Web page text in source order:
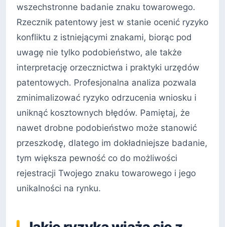
wszechstronne badanie znaku towarowego.
Rzecznik patentowy jest w stanie ocenić ryzyko
konfliktu z istniejącymi znakami, biorąc pod
uwagę nie tylko podobieństwo, ale także
interpretację orzecznictwa i praktyki urzędów
patentowych. Profesjonalna analiza pozwala
zminimalizować ryzyko odrzucenia wniosku i
uniknąć kosztownych błędów. Pamiętaj, że
nawet drobne podobieństwo może stanowić
przeszkodę, dlatego im dokładniejsze badanie,
tym większa pewność co do możliwości
rejestracji Twojego znaku towarowego i jego
unikalności na rynku.